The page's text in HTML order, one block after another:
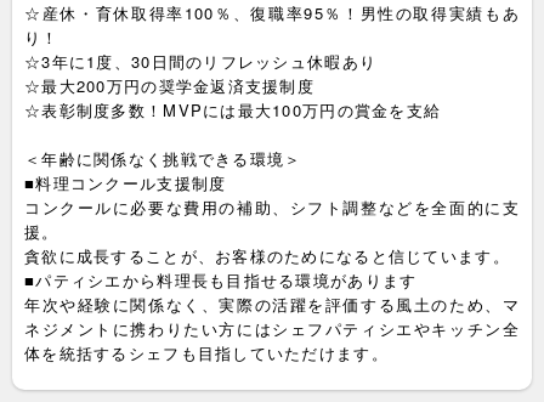
☆産休・育休取得率100％、復職率95％！男性の取得実績もあ
り！
☆3年に1度、30日間のリフレッシュ休暇あり
☆最大200万円の奨学金返済支援制度
☆表彰制度多数！MVPには最大100万円の賞金を支給
＜年齢に関係なく挑戦できる環境＞
■料理コンクール支援制度
コンクールに必要な費用の補助、シフト調整などを全面的に支
援。
貪欲に成長することが、お客様のためになると信じています。
■パティシエから料理長も目指せる環境があります
年次や経験に関係なく、実際の活躍を評価する風土のため、マ
ネジメントに携わりたい方にはシェフパティシエやキッチン全
体を統括するシェフも目指していただけます。